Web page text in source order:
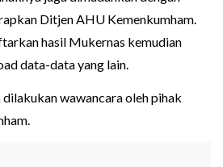
Ditjen AHU Kemenkumham.
hasil Mukernas kemudian
data-data yang lain.
wawancara oleh pihak